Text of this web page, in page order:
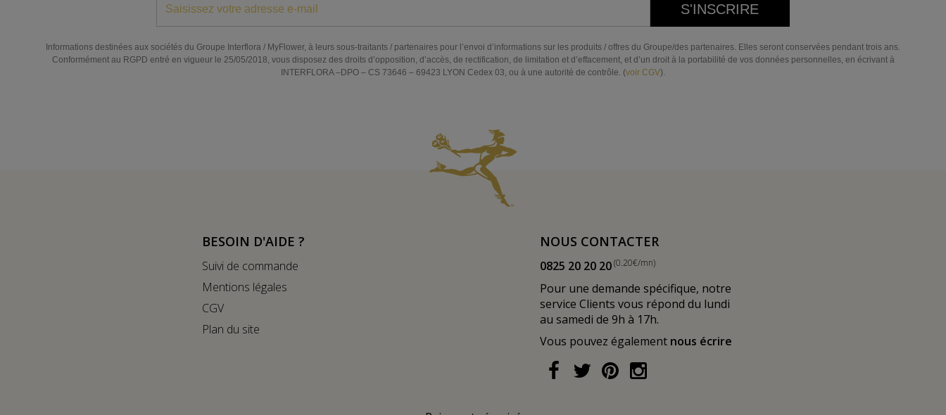
S'INSCRIRE
Informations destinées aux sociétés du Groupe Interflora / MyFlower, à leurs sous-traitants / partenaires pour l’envoi d’informations sur les produits / offres du Groupe/des partenaires. Elles seront conservées pendant trois ans.
Conformément au RGPD entré en vigueur le 25/05/2018, vous disposez des droits d’opposition, d’accès, de rectification, de limitation et d’effacement, et d’un droit à la portabilité de vos données personnelles, en écrivant à
INTERFLORA –DPO – CS 73646 – 69423 LYON Cedex 03, ou à une autorité de contrôle. (voir CGV).
BESOIN D'AIDE ?
Suivi de commande
Mentions légales
CGV
Plan du site
NOUS CONTACTER
0825 20 20 20(0.20€/mn)
Pour une demande spécifique, notre
service Clients vous répond du lundi
au samedi de 9h à 17h.
Vous pouvez également nous écrire